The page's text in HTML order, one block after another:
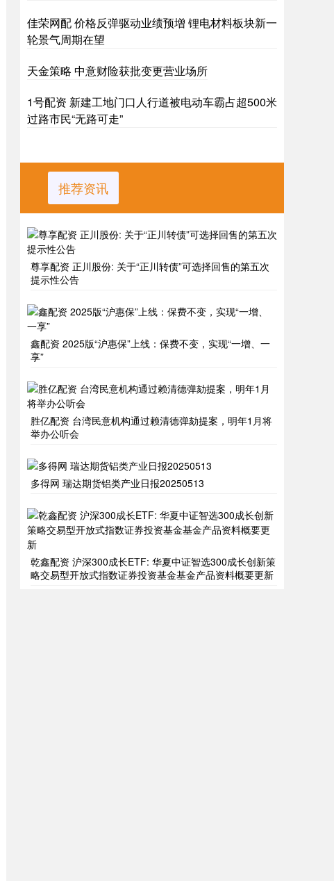
佳荣网配 价格反弹驱动业绩预增 锂电材料板块新一
轮景气周期在望
天金策略 中意财险获批变更营业场所
1号配资 新建工地门口人行道被电动车霸占超500米
过路市民“无路可走”
推荐资讯
尊享配资 正川股份: 关于“正川转债”可选择回售的第五次
提示性公告
鑫配资 2025版“沪惠保”上线：保费不变，实现“一增、一
享”
胜亿配资 台湾民意机构通过赖清德弹劾提案，明年1月将
举办公听会
多得网 瑞达期货铝类产业日报20250513
乾鑫配资 沪深300成长ETF: 华夏中证智选300成长创新策
略交易型开放式指数证券投资基金基金产品资料概要更新